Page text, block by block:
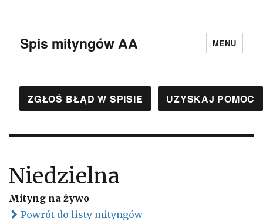
Spis mityngów AA MENU
ZGŁOŚ BŁĄD W SPISIE UZYSKAJ POMOC
Niedzielna
Mityng na żywo
Powrót do listy mityngów